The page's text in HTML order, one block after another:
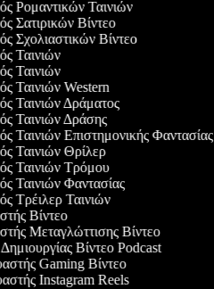
Ρομαντικών Ταινιών
Σατιρικών Βίντεο
Σχολιαστικών Βίντεο
Ταινιών
Ταινιών
Ταινιών Western
Ταινιών Δράματος
Ταινιών Δράσης
Ταινιών Επιστημονικής Φαντασίας
Ταινιών Θρίλερ
Ταινιών Τρόμου
Ταινιών Φαντασίας
Τρέιλερ Ταινιών
Βίντεο
Μεταγλώττισης Βίντεο
Δημιουργίας Βίντεο Podcast
Gaming Βίντεο
Instagram Reels